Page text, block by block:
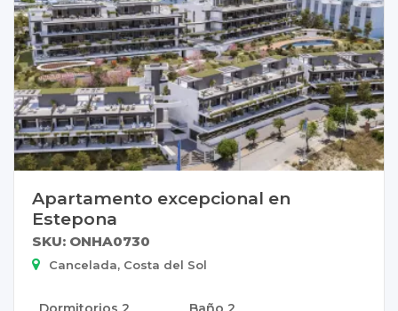
Apartamento excepcional en
Estepona
SKU: ONHA0730
Cancelada, Costa del Sol